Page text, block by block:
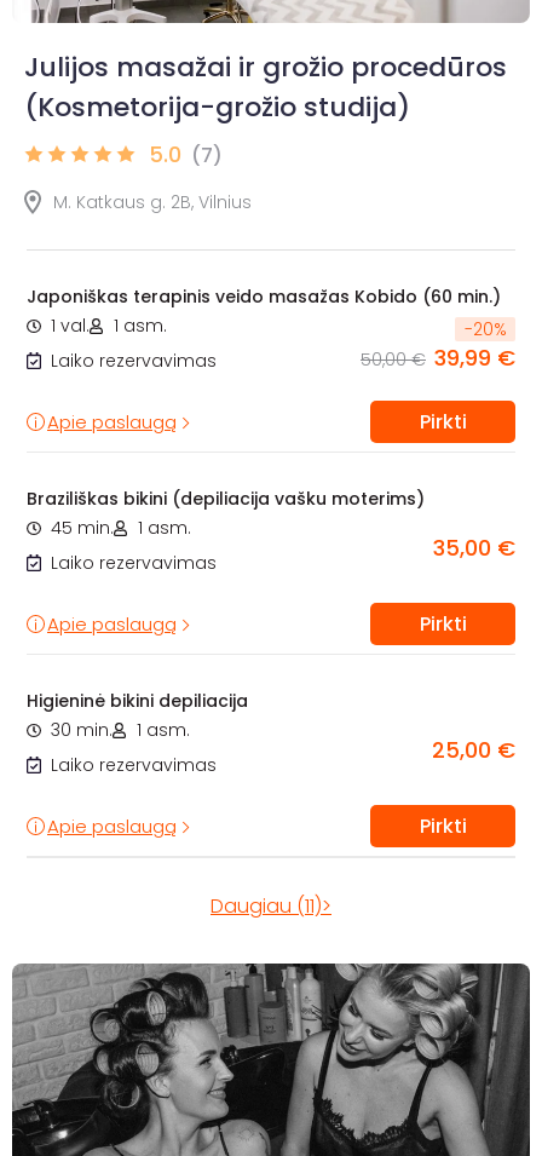
Julijos masažai ir grožio procedūros
(Kosmetorija-grožio studija)
5.0 (7)
M. Katkaus g. 2B, Vilnius
Japoniškas terapinis veido masažas Kobido (60 min.)
1 val.
1 asm.
Laiko rezervavimas
-20%
50,00 € 39,99 €
Apie paslaugą Pirkti
Braziliškas bikini (depiliacija vašku moterims)
45 min.
1 asm.
Laiko rezervavimas
35,00 €
Apie paslaugą Pirkti
Higieninė bikini depiliacija
30 min.
1 asm.
Laiko rezervavimas
25,00 €
Apie paslaugą Pirkti
Daugiau (11)>